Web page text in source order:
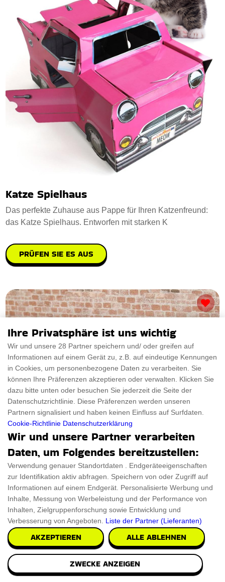
Katze Spielhaus
Das perfekte Zuhause aus Pappe für Ihren Katzenfreund:
das Katze Spielhaus. Entworfen mit starken K
PRÜFEN SIE ES AUS
Cadillac Auto Wandregal Rosa
Ihre Privatsphäre ist uns wichtig
Wir und unsere 28 Partner speichern und/ oder greifen auf
Informationen auf einem Gerät zu, z.B. auf eindeutige Kennungen
in Cookies, um personenbezogene Daten zu verarbeiten. Sie
können Ihre Präferenzen akzeptieren oder verwalten. Klicken Sie
dazu bitte unten oder besuchen Sie jederzeit die Seite der
Datenschutzrichtlinie. Diese Präferenzen werden unseren
Partnern signalisiert und haben keinen Einfluss auf Surfdaten.
Cookie-Richtlinie Datenschutzerklärung
Wir und unsere Partner verarbeiten
Daten, um Folgendes bereitzustellen:
Verwendung genauer Standortdaten . Endgeräteeigenschaften
zur Identifikation aktiv abfragen. Speichern von oder Zugriff auf
Informationen auf einem Endgerät. Personalisierte Werbung und
Inhalte, Messung von Werbeleistung und der Performance von
Inhalten, Zielgruppenforschung sowie Entwicklung und
Verbesserung von Angeboten. Liste der Partner (Lieferanten)
AKZEPTIEREN ALLE ABLEHNEN
ZWECKE ANZEIGEN